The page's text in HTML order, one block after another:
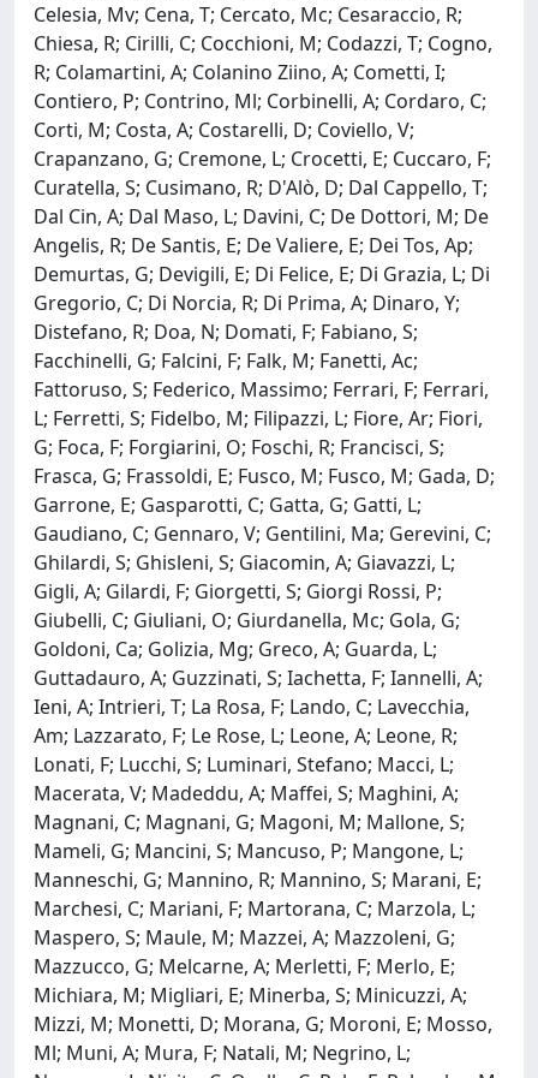
Celesia, Mv; Cena, T; Cercato, Mc; Cesaraccio, R;
Chiesa, R; Cirilli, C; Cocchioni, M; Codazzi, T; Cogno,
R; Colamartini, A; Colanino Ziino, A; Cometti, I;
Contiero, P; Contrino, Ml; Corbinelli, A; Cordaro, C;
Corti, M; Costa, A; Costarelli, D; Coviello, V;
Crapanzano, G; Cremone, L; Crocetti, E; Cuccaro, F;
Curatella, S; Cusimano, R; D'Alò, D; Dal Cappello, T;
Dal Cin, A; Dal Maso, L; Davini, C; De Dottori, M; De
Angelis, R; De Santis, E; De Valiere, E; Dei Tos, Ap;
Demurtas, G; Devigili, E; Di Felice, E; Di Grazia, L; Di
Gregorio, C; Di Norcia, R; Di Prima, A; Dinaro, Y;
Distefano, R; Doa, N; Domati, F; Fabiano, S;
Facchinelli, G; Falcini, F; Falk, M; Fanetti, Ac;
Fattoruso, S; Federico, Massimo; Ferrari, F; Ferrari,
L; Ferretti, S; Fidelbo, M; Filipazzi, L; Fiore, Ar; Fiori,
G; Foca, F; Forgiarini, O; Foschi, R; Francisci, S;
Frasca, G; Frassoldi, E; Fusco, M; Fusco, M; Gada, D;
Garrone, E; Gasparotti, C; Gatta, G; Gatti, L;
Gaudiano, C; Gennaro, V; Gentilini, Ma; Gerevini, C;
Ghilardi, S; Ghisleni, S; Giacomin, A; Giavazzi, L;
Gigli, A; Gilardi, F; Giorgetti, S; Giorgi Rossi, P;
Giubelli, C; Giuliani, O; Giurdanella, Mc; Gola, G;
Goldoni, Ca; Golizia, Mg; Greco, A; Guarda, L;
Guttadauro, A; Guzzinati, S; Iachetta, F; Iannelli, A;
Ieni, A; Intrieri, T; La Rosa, F; Lando, C; Lavecchia,
Am; Lazzarato, F; Le Rose, L; Leone, A; Leone, R;
Lonati, F; Lucchi, S; Luminari, Stefano; Macci, L;
Macerata, V; Madeddu, A; Maffei, S; Maghini, A;
Magnani, C; Magnani, G; Magoni, M; Mallone, S;
Mameli, G; Mancini, S; Mancuso, P; Mangone, L;
Manneschi, G; Mannino, R; Mannino, S; Marani, E;
Marchesi, C; Mariani, F; Martorana, C; Marzola, L;
Maspero, S; Maule, M; Mazzei, A; Mazzoleni, G;
Mazzucco, G; Melcarne, A; Merletti, F; Merlo, E;
Michiara, M; Migliari, E; Minerba, S; Minicuzzi, A;
Mizzi, M; Monetti, D; Morana, G; Moroni, E; Mosso,
Ml; Muni, A; Mura, F; Natali, M; Negrino, L;